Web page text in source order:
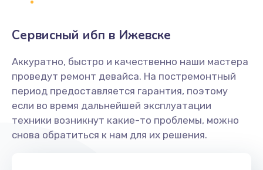
Сервисный ибп в Ижевске
Аккуратно, быстро и качественно наши мастера
проведут ремонт девайса. На постремонтный
период предоставляется гарантия, поэтому
если во время дальнейшей эксплуатации
техники возникнут какие-то проблемы, можно
снова обратиться к нам для их решения.